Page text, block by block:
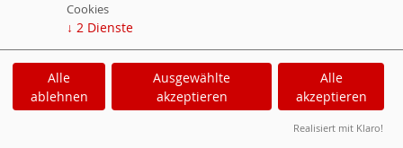
Morlock, auch zum SchoolTicket.
Außerdem laden auch die SPD-Kreistagsfraktion SPD-
Ludwigsburgzur Informationveranstaltung ein bei der uns der
Cookies
↓ 2 Dienste
Alle
ablehnen
Ausgewählte
akzeptieren
Alle
akzeptieren
Realisiert mit Klaro!